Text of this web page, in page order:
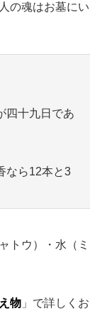
の魂はお墓にい
四十九日であ
なら12本と3
トウ）・水（ミ
物 」で詳しくお